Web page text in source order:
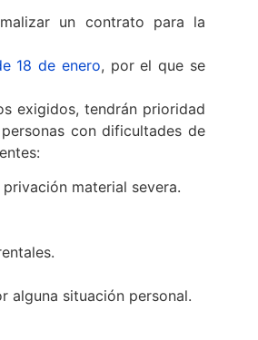
un contrato para la
18 de enero, por el que se
exigidos, tendrán prioridad
con dificultades de
material severa.
alguna situación personal.